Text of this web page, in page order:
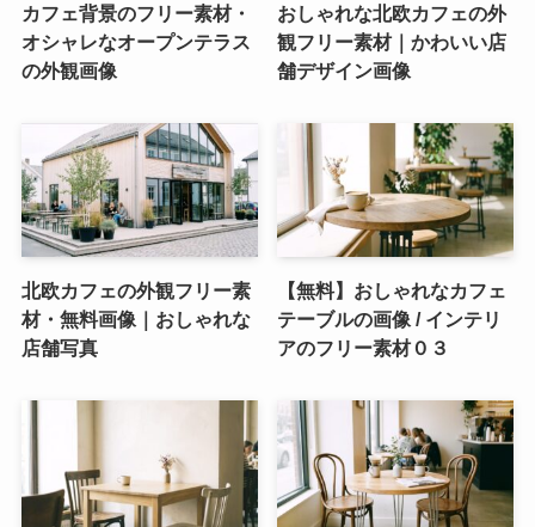
カフェ背景のフリー素材・
オシャレなオープンテラス
の外観画像
おしゃれな北欧カフェの外
観フリー素材｜かわいい店
舗デザイン画像
北欧カフェの外観フリー素
材・無料画像｜おしゃれな
店舗写真
【無料】おしゃれなカフェ
テーブルの画像 / インテリ
アのフリー素材０３